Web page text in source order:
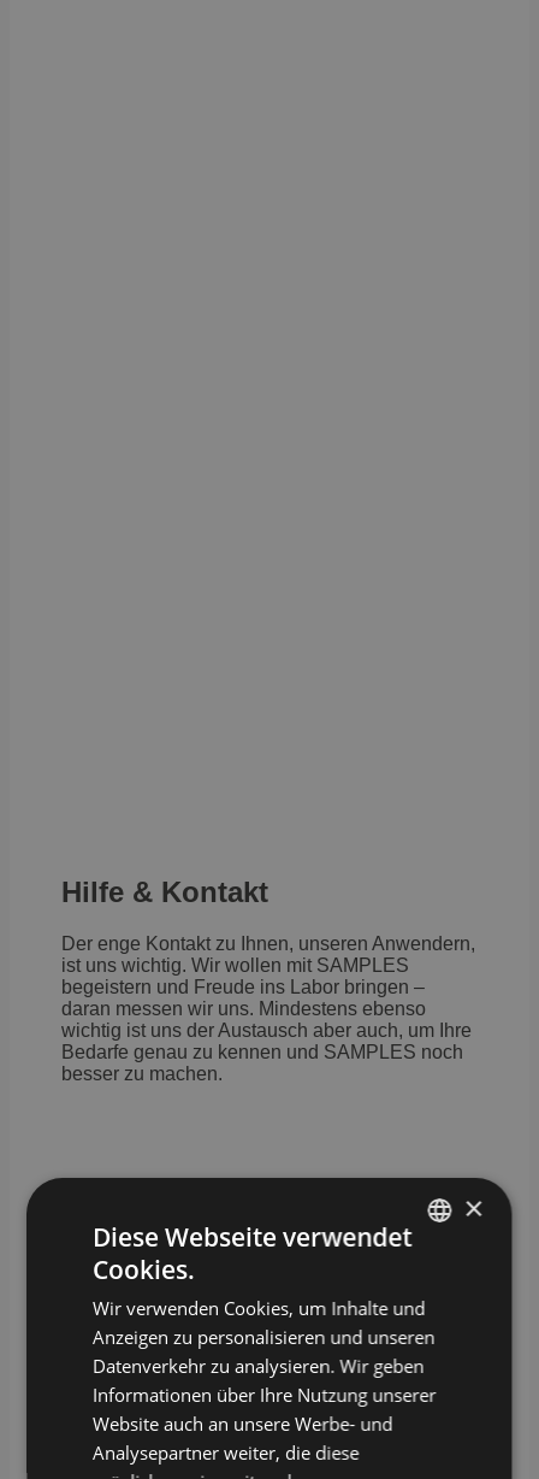
Hilfe & Kontakt
Der enge Kontakt zu Ihnen, unseren Anwendern,
ist uns wichtig. Wir wollen mit SAMPLES
begeistern und Freude ins Labor bringen –
daran messen wir uns. Mindestens ebenso
wichtig ist uns der Austausch aber auch, um Ihre
Bedarfe genau zu kennen und SAMPLES noch
besser zu machen.
Ihr direkter Weg zu uns
ENGLISH
×
Diese Webseite verwendet
Cookies.
Wir verwenden Cookies, um Inhalte und
Anzeigen zu personalisieren und unseren
Datenverkehr zu analysieren. Wir geben
Informationen über Ihre Nutzung unserer
Website auch an unsere Werbe- und
Analysepartner weiter, die diese